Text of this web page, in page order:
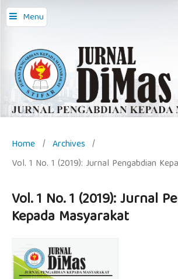
Menu
Home / Archives /
Vol. 1 No. 1 (2019): Jurnal Pengabdian
Vol. 1 No. 1 (2019): Jurnal
Kepada Masyarakat